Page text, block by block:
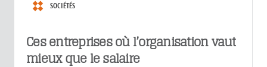
SOCIÉTÉS
Ces entreprises où l’organisation vaut
mieux que le salaire